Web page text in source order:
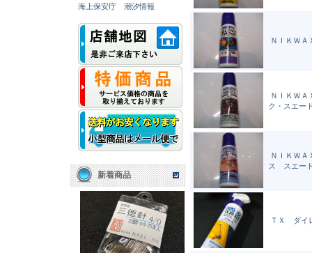
海上保安庁 潮汐情報
新着商品
ＮＩＫＷ
ＮＩＫＷ
ク・スエー
ＮＩＫＷ
ス スエー
ＴＸ ダイ